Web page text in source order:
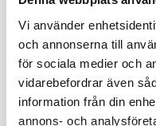
Vi använder
och annonserna till
för sociala medier och
vidarebefordrar även
information från din
annons- och
712 kr
I lager Art.nr: SA-
Lägg i